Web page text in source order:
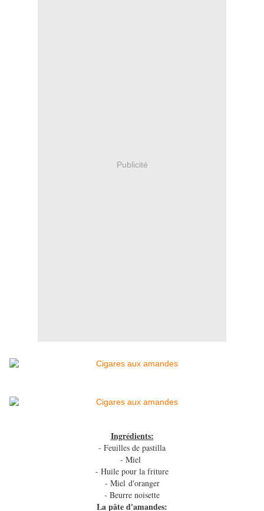
Publicité
Ingrédients:
- Feuilles de pastilla
- Miel
- Huile pour la friture
- Miel d'oranger
- Beurre noisette
La pâte d'amandes: